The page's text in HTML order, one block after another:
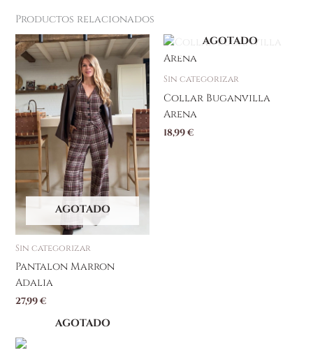
Productos relacionados
AGOTADO
Sin categorizar
Pantalon Marron
Adalia
27,99€
Este
producto
tiene
múltiples
variantes.
Las
opciones
se
pueden
elegir
en
página
de
producto
AGOTADO
Sin categorizar
Collar Buganvilla
Arena
18,99€
AGOTADO